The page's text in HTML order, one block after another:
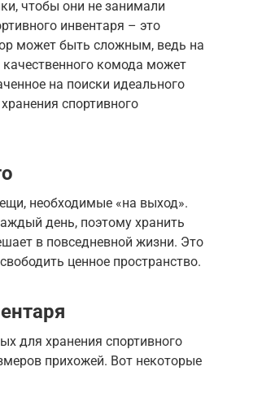
чтобы они не занимали
инвентаря – это
может быть сложным, ведь на
комода может
на поиски идеального
спортивного
необходимые «на выход».
день, поэтому хранить
в повседневной жизни. Это
ценное пространство.
для хранения спортивного
прихожей. Вот некоторые